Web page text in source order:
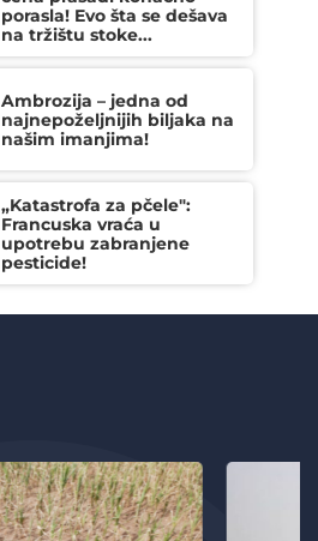
porasla! Evo šta se dešava
na tržištu stoke...
Ambrozija – jedna od
najnepoželjnijih biljaka na
našim imanjima!
„Katastrofa za pčele":
Francuska vraća u
upotrebu zabranjene
pesticide!